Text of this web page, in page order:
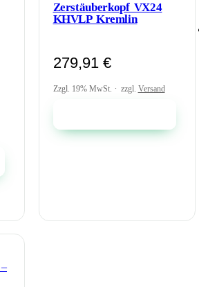
Zerstäuberkopf VX24
KHVLP Kremlin
279,91 €
Zzgl. 19% MwSt. zzgl. Versand